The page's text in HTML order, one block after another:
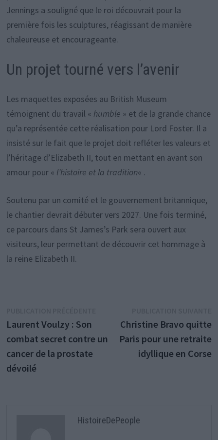
Jennings a souligné que le roi découvrait pour la
première fois les sculptures, réagissant de manière
chaleureuse et encourageante.
Un projet tourné vers l’avenir
Les maquettes exposées au British Museum
témoignent du travail « humble » et de la grande chance
qu’a représentée cette réalisation pour Lord Foster. Il a
insisté sur le fait que le projet doit refléter les valeurs et
l’héritage d’Elizabeth II, tout en mettant en avant son
amour pour « l’histoire et la tradition« .
Soutenu par un comité et le gouvernement britannique,
le chantier devrait débuter vers 2027. Une fois terminé,
ce parcours dans St James’s Park sera ouvert aux
visiteurs, leur permettant de découvrir cet hommage à
la reine Elizabeth II.
de
l’article
précédente :
Laurent Voulzy : Son
combat secret contre un
cancer de la prostate
dévoilé
Christine Bravo quitte
Paris pour une retraite
idyllique en Corse
HistoireDePeople